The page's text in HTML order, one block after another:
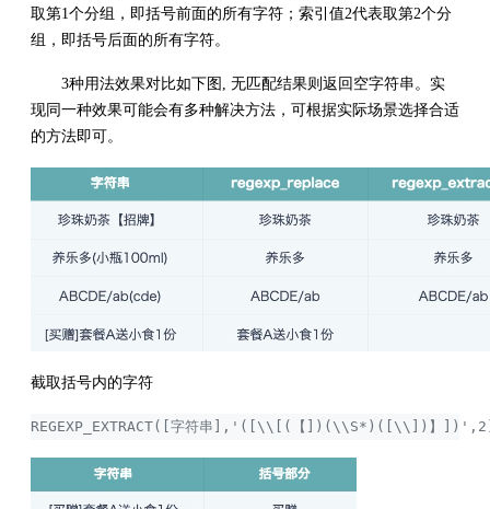
取第1个分组，即括号前面的所有字符；索引值2代表取第2个分
组，即括号后面的所有字符。
3种用法效果对比如下图, 无匹配结果则返回空字符串。实
现同一种效果可能会有多种解决方法，可根据实际场景选择合适
的方法即可。
截取括号内的字符
REGEXP_EXTRACT([字符串],'([\\[(【])(\\S*)([\\])】